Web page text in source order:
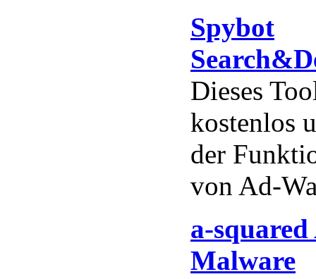
Spybot
Dieses
kostenlos
der
von Ad-
a-
Malware